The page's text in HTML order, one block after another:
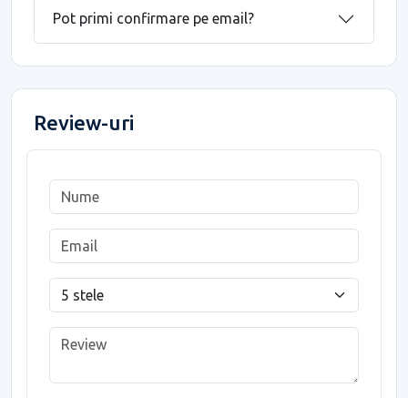
Pot primi confirmare pe email?
Review-uri